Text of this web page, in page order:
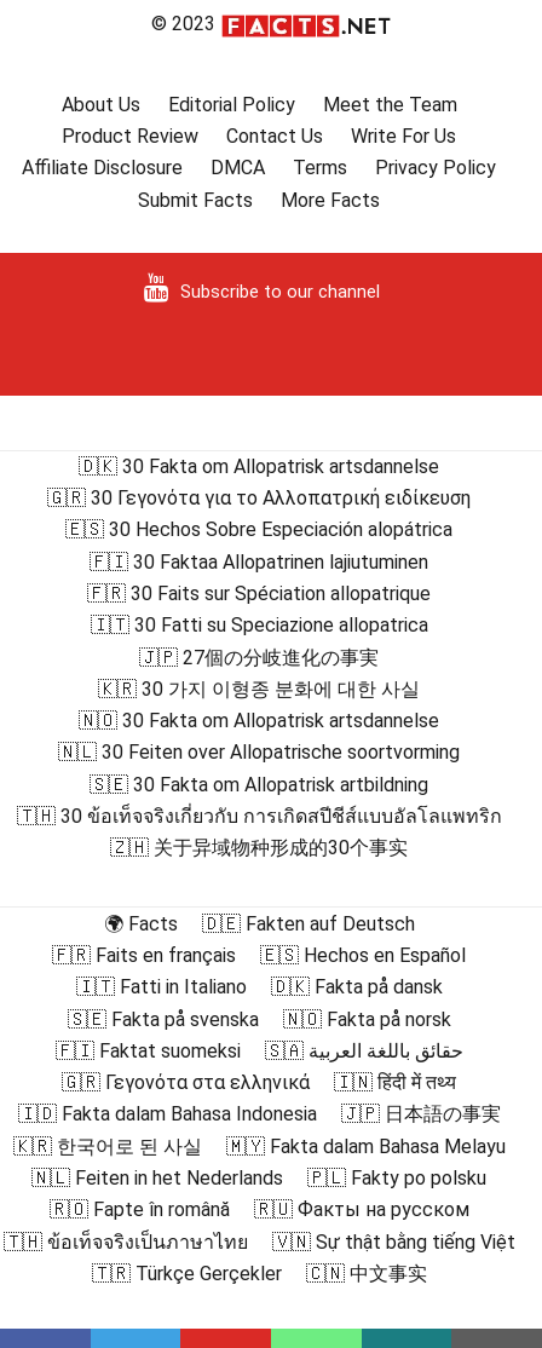
© 2023
About Us Editorial Policy
Meet the Team
Product Review
Contact Us
Write For Us
Affiliate Disclosure
DMCA Terms
Privacy Policy
Submit Facts
More Facts
Subscribe to our channel
🇩🇰 30 Fakta om Allopatrisk artsdannelse
🇬🇷 30 Γεγονότα για το Αλλοπατρική ειδίκευση
🇪🇸 30 Hechos Sobre Especiación alopátrica
🇫🇮 30 Faktaa Allopatrinen lajiutuminen
🇫🇷 30 Faits sur Spéciation allopatrique
🇮🇹 30 Fatti su Speciazione allopatrica
🇯🇵 27個の分岐進化の事実
🇰🇷 30 가지 이형종 분화에 대한 사실
🇳🇴 30 Fakta om Allopatrisk artsdannelse
🇳🇱 30 Feiten over Allopatrische soortvorming
🇸🇪 30 Fakta om Allopatrisk artbildning
🇹🇭 30 ข้อเท็จจริงเกี่ยวกับ การเกิดสปีชีส์แบบอัลโลแพทริก
🇿🇭 关于异域物种形成的30个事实
🌍 Facts
🇩🇪 Fakten auf Deutsch
🇫🇷 Faits en français
🇪🇸 Hechos en Español
🇮🇹 Fatti in Italiano
🇩🇰 Fakta på dansk
🇸🇪 Fakta på svenska
🇳🇴 Fakta på norsk
🇫🇮 Faktat suomeksi
🇸🇦 حقائق باللغة العربية
🇬🇷 Γεγονότα στα ελληνικά
🇮🇳 हिंदी में तथ्य
🇮🇩 Fakta dalam Bahasa Indonesia
🇯🇵 日本語の事実
🇰🇷 한국어로 된 사실
🇲🇾 Fakta dalam Bahasa Melayu
🇳🇱 Feiten in het Nederlands
🇵🇱 Fakty po polsku
🇷🇴 Fapte în română
🇷🇺 Факты на русском
🇹🇭 ข้อเท็จจริงเป็นภาษาไทย
🇻🇳 Sự thật bằng tiếng Việt
🇹🇷 Türkçe Gerçekler
🇨🇳 中文事实